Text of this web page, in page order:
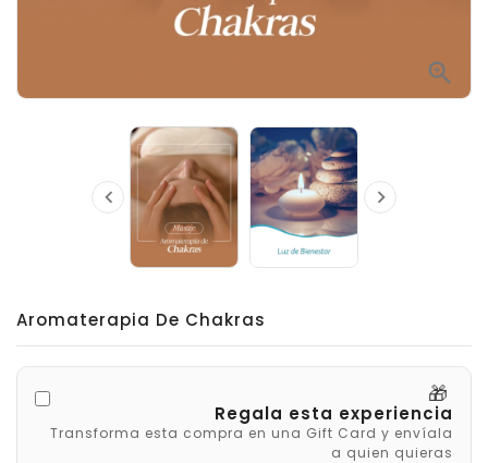

 
Aromaterapia De Chakras
🎁
Regala esta experiencia
Transforma esta compra en una Gift Card y envíala
a quien quieras